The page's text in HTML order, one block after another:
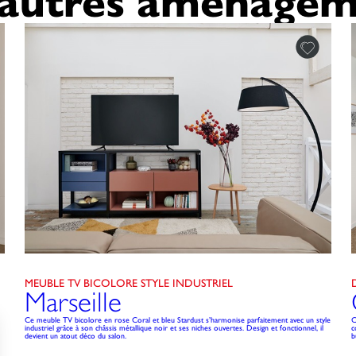
MEUBLE TV BICOLORE STYLE INDUSTRIEL
Marseille
Ce meuble TV bicolore en rose Coral et bleu Stardust s’harmonise parfaitement avec un style
industriel grâce à son châssis métallique noir et ses niches ouvertes. Design et fonctionnel, il
devient un atout déco du salon.